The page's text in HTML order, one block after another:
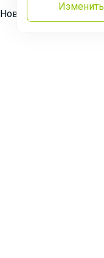
Изменить
Новости Команда